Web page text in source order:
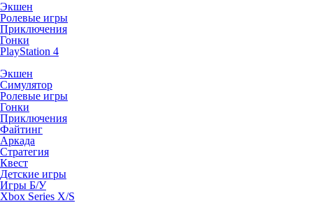
Экшен
Ролевые игры
Приключения
Гонки
PlayStation 4
Экшен
Симулятор
Ролевые игры
Гонки
Приключения
Файтинг
Аркада
Стратегия
Квест
Детские игры
Игры Б/У
Xbox Series X/S